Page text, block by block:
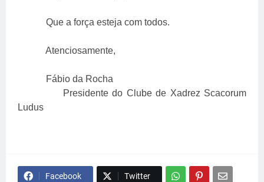
Que a força esteja com todos.
Atenciosamente,
Fábio da Rocha
Presidente do Clube de Xadrez Scacorum
Ludus
Facebook Twitter